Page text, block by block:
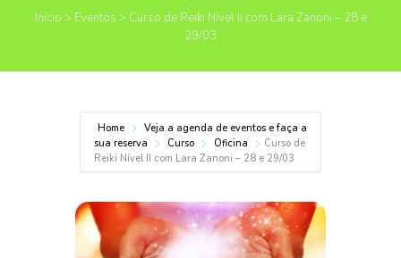
Início > Eventos > Curso de Reiki Nível II com Lara Zanoni – 28 e
29/03
Home
Veja a agenda de eventos e faça a
sua reserva
Curso Oficina
Curso de
Reiki Nível II com Lara Zanoni – 28 e 29/03